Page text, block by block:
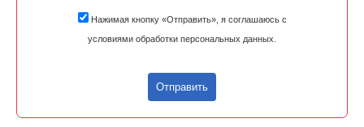
Нажимая кнопку «Отправить», я соглашаюсь с
условиями обработки персональных данных.
Отправить